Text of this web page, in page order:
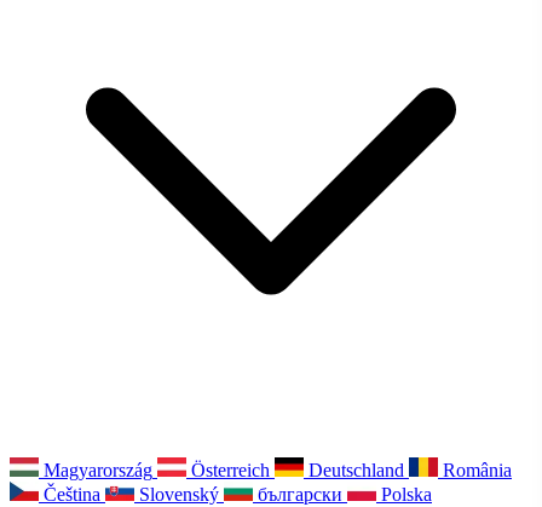
Magyarország Österreich Deutschland
România
Čeština
Slovenský български
Polska